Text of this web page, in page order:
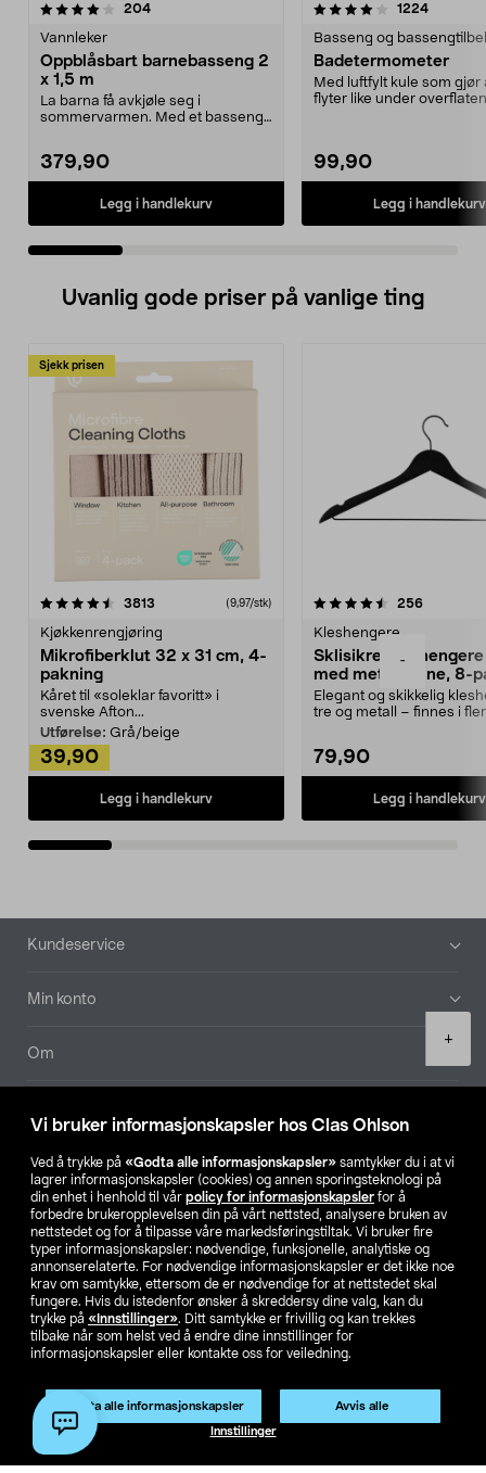
Vi bruker informasjonskapsler hos Clas Ohlson
Ved å trykke på «Godta alle informasjonskapsler» samtykker du i at vi
lagrer informasjonskapsler (cookies) og annen sporingsteknologi på
din enhet i henhold til vår policy for informasjonskapsler for å
forbedre brukeropplevelsen din på vårt nettsted, analysere bruken av
nettstedet og for å tilpasse våre markedsføringstiltak. Vi bruker fire
typer informasjonskapsler: nødvendige, funksjonelle, analytiske og
annonserelaterte. For nødvendige informasjonskapsler er det ikke noe
krav om samtykke, ettersom de er nødvendige for at nettstedet skal
fungere. Hvis du istedenfor ønsker å skreddersy dine valg, kan du
trykke på «Innstillinger». Ditt samtykke er frivillig og kan trekkes
tilbake når som helst ved å endre dine innstillinger for
informasjonskapsler eller kontakte oss for veiledning.
Godta alle informasjonskapsler Avvis alle
Innstillinger
-
+
Legg i handlekurv
204anmeldelser
Vannleker
Oppblåsbart barnebasseng 2
x 1,5 m
La barna få avkjøle seg i
sommervarmen. Med et basseng i
379,90
Legg i handlekurv
4.0 av 5 stjerner 1224
Basseng og
Badetermometer
Med luftfylt kule som gjør
flyter like under
99,90
Legg i handlekurv
3.5 av 5 stjerner
Uvanlig gode priser på vanlige ting
Sjekk prisen
3813 anmeldelser(9,97/stk)
Kjøkkenrengjøring
Mikrofiberklut 32 x 31 cm, 4-
pakning
Kåret til «soleklar favoritt» i
svenske Afton...
Utførelse: Grå/beige
39,90
Legg i handlekurv
4.5av 5 stjerner 256
Kleshengere
Sklisikre
med metallpinne, 8-
Elegant og skikkelig
tre og metall – finnes i
79,90
Legg i handlekurv
4.5av 5 stjerner
Bunntekst
Kundeservice
Min konto
Om
Våre selskaper
Finn din butikk
SE NO FI
Privacy statement Medlemsvilkår Kjøpsvilkår
For bedrifter
Endre til priser ekskl. moms